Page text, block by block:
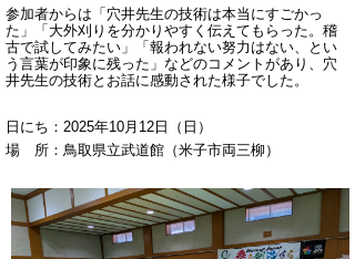
参加者からは「穴井先生の技術は本当にすごかっ
た」「大外刈りを分かりやすく伝えてもらった。稽
古で試してみたい」「報われない努力はない、とい
う言葉が印象に残った」などのコメントがあり、穴
井先生の技術とお話に感動された様子でした。
日にち：2025年10月12日（日）
場 所：鳥取県立武道館（米子市両三柳）